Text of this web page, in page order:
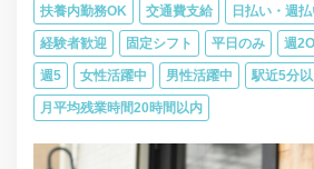
扶養内勤務OK 交通費支給 日払い・週
経験者歓迎 固定シフト 平日のみ 週
週5 女性活躍中 男性活躍中 駅近5分
月平均残業時間20時間以内